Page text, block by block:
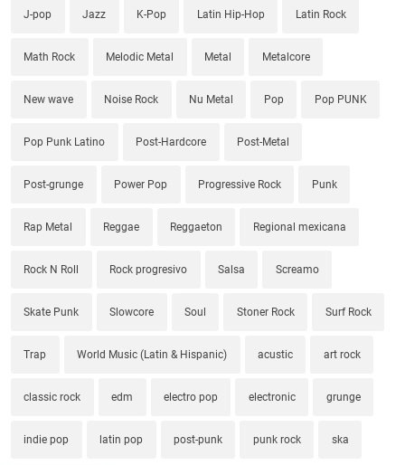
J-pop Jazz K-Pop Latin Hip-Hop Latin Rock
Math Rock Melodic Metal Metal Metalcore
New wave Noise Rock Nu Metal Pop Pop PUNK
Pop Punk Latino Post-Hardcore Post-Metal
Post-grunge Power Pop Progressive Rock Punk
Rap Metal Reggae Reggaeton Regional mexicana
Rock N Roll Rock progresivo Salsa Screamo
Skate Punk Slowcore Soul Stoner Rock Surf Rock
Trap World Music (Latin & Hispanic) acustic art rock
classic rock edm electro pop electronic grunge
indie pop latin pop post-punk punk rock ska